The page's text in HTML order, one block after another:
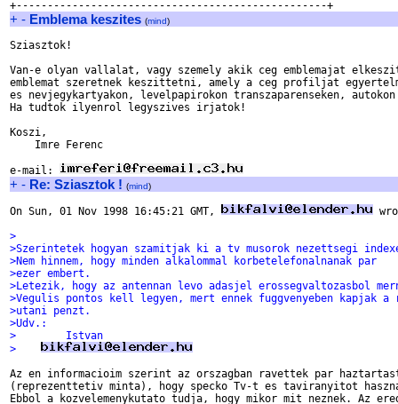
+ - Emblema keszites (mind)
Sziasztok!
Van-e olyan vallalat, vagy szemely akik ceg emblemajat
emblemat szeretnek keszittetni, amely a ceg profiljat
es nevjegykartyakon, levelpapirokon transzaparenseken,
Ha tudtok ilyenrol legyszives irjatok!
Koszi,
    Imre Ferenc
e-mail:
+ - Re: Sziasztok ! (mind)
On Sun, 01 Nov 1998 16:45:21 GMT,
>
>Szerintetek hogyan szamitjak ki a tv musorok nezettsegi
>Nem hinnem, hogy minden alkalommal korbetelefonalnanak par
>ezer embert.
>Letezik, hogy az antennan levo adasjel erossegvaltozasbol
>Vegulis pontos kell legyen, mert ennek fuggvenyeben kapjak a
>utani penzt.
>Udv.:
>        Istvan
>
Az en informacioim szerint az orszagban ravettek par
(reprezenttetiv minta), hogy specko Tv-t es taviranyitot
Ebbol a kozvelemenykutato tudja, hogy mikor mit neznek. Az